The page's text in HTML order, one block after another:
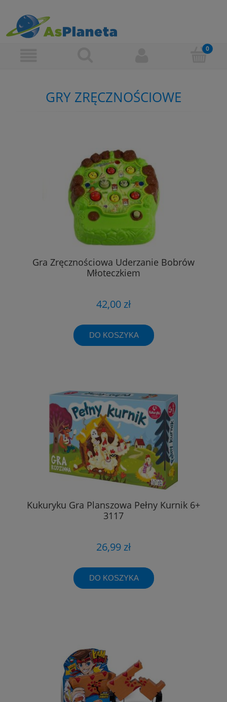
GRY ZRĘCZNOŚCIOWE
Gra Zręcznościowa Uderzanie Bobrów
Młoteczkiem
42,00 zł
DO KOSZYKA
Kukuryku Gra Planszowa Pełny Kurnik 6+
3117
26,99 zł
DO KOSZYKA